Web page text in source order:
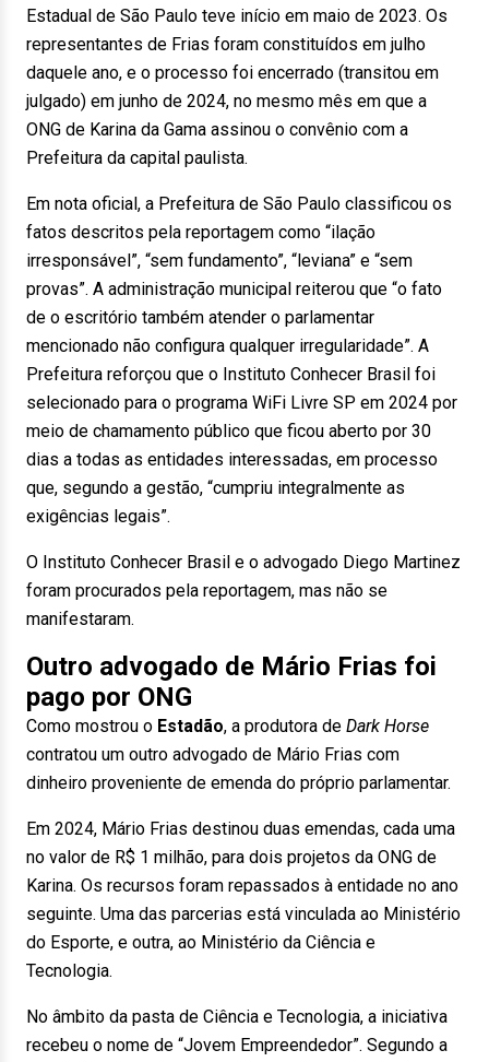
Estadual de São Paulo teve início em maio de 2023. Os
representantes de Frias foram constituídos em julho
daquele ano, e o processo foi encerrado (transitou em
julgado) em junho de 2024, no mesmo mês em que a
ONG de Karina da Gama assinou o convênio com a
Prefeitura da capital paulista.
Em nota oficial, a Prefeitura de São Paulo classificou os
fatos descritos pela reportagem como “ilação
irresponsável”, “sem fundamento”, “leviana” e “sem
provas”. A administração municipal reiterou que “o fato
de o escritório também atender o parlamentar
mencionado não configura qualquer irregularidade”. A
Prefeitura reforçou que o Instituto Conhecer Brasil foi
selecionado para o programa WiFi Livre SP em 2024 por
meio de chamamento público que ficou aberto por 30
dias a todas as entidades interessadas, em processo
que, segundo a gestão, “cumpriu integralmente as
exigências legais”.
O Instituto Conhecer Brasil e o advogado Diego Martinez
foram procurados pela reportagem, mas não se
manifestaram.
Outro advogado de Mário Frias foi
pago por ONG
Como mostrou o Estadão, a produtora de Dark Horse
contratou um outro advogado de Mário Frias com
dinheiro proveniente de emenda do próprio parlamentar.
Em 2024, Mário Frias destinou duas emendas, cada uma
no valor de R$ 1 milhão, para dois projetos da ONG de
Karina. Os recursos foram repassados à entidade no ano
seguinte. Uma das parcerias está vinculada ao Ministério
do Esporte, e outra, ao Ministério da Ciência e
Tecnologia.
No âmbito da pasta de Ciência e Tecnologia, a iniciativa
recebeu o nome de “Jovem Empreendedor”. Segundo a